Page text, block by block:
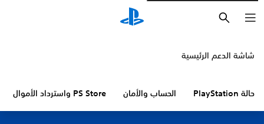
شاشة الدعم الرئيسية
حالة PlayStation الحساب والأمان PS Store واسترداد الأموال